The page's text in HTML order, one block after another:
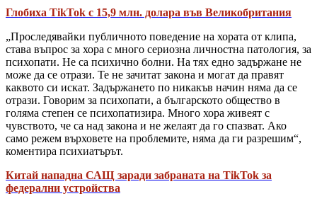
Глобиха TikTok с 15,9 млн. долара във Великобритания
„Проследявайки публичното поведение на хората от клипа,
става въпрос за хора с много сериозна личностна патология, за
психопати. Не са психично болни. На тях едно задържане не
може да се отрази. Те не зачитат закона и могат да правят
каквото си искат. Задържането по никакъв начин няма да се
отрази. Говорим за психопати, а българското общество в
голяма степен се психопатизира. Много хора живеят с
чувството, че са над закона и не желаят да го спазват. Ако
само режем върховете на проблемите, няма да ги разрешим“,
коментира психиатърът.
Китай нападна САЩ заради забраната на TikTok за
федерални устройства